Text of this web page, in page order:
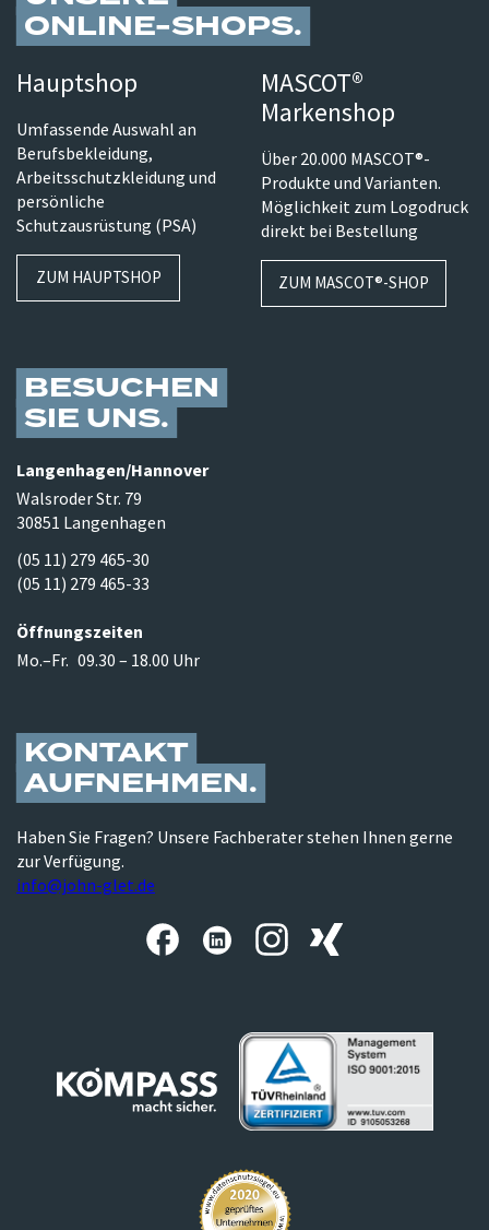
ONLINE-SHOPS
Hauptshop
Umfassende Auswahl an
Berufsbekleidung,
Arbeitsschutzkleidung und
persönliche
Schutzausrüstung (PSA)
ZUM HAUPTSHOP
MASCOT®
Markenshop
Über 20.000 MASCOT®-
Produkte und Varianten.
Möglichkeit zum Logodruck
direkt bei Bestellung
ZUM MASCOT®-SHOP
BESUCHEN
SIE UNS
Langenhagen/​Hannover
Walsroder Str. 79
30851 Langenhagen
(05 11) 279 465-30
(05 11) 279 465-33
Öffnungszeiten
Mo.–Fr. 09.30 – 18.00 Uhr
KONTAKT
AUFNEHMEN
Haben Sie Fragen? Unsere Fachberater stehen Ihnen gerne
zur Verfügung.
info@john-glet.de